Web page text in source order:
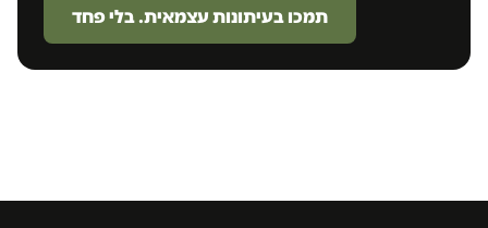
תמכו בעיתונות עצמאית. בלי פחד